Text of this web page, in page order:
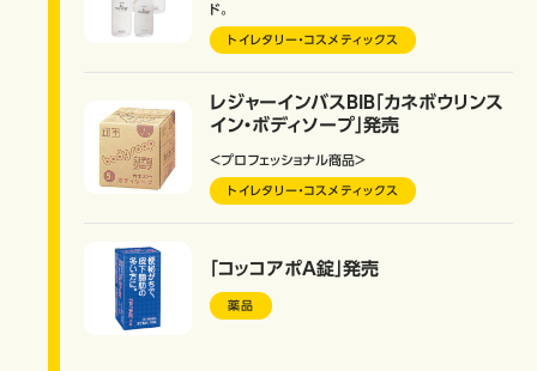
ド。
トイレタリー・コスメティックス
レジャーインバスBIB「カネボウリンス
イン・ボディソープ」発売
＜プロフェッショナル商品＞
トイレタリー・コスメティックス
「コッコアポA錠」発売
薬品